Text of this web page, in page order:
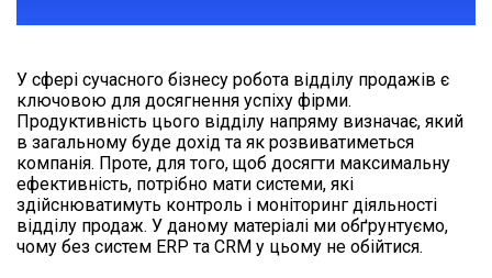
У сфері сучасного бізнесу робота відділу продажів є
ключовою для досягнення успіху фірми.
Продуктивність цього відділу напряму визначає, який
в загальному буде дохід та як розвиватиметься
компанія. Проте, для того, щоб досягти максимальну
ефективність, потрібно мати системи, які
здійснюватимуть контроль і моніторинг діяльності
відділу продаж. У даному матеріалі ми обґрунтуємо,
чому без систем ERP та CRM у цьому не обійтися.